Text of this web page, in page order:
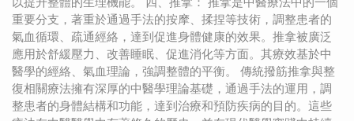
重要分支，著重於通過手法的按摩、揉捏等技術，調整患者的
氣血循環、疏通經絡，達到促進身體健康的效果。推拿被廣泛
應用於舒緩壓力、改善睡眠、促進消化等方面。其療效基於中
醫學的經絡、氣血理論，強調整體的平衡。 傳統撥筋推拿與整
復相關療法擁有深厚的中醫學理論基礎，通過手法的運用，調
整患者的身體結構和功能，達到治療和預防疾病的目的。這些